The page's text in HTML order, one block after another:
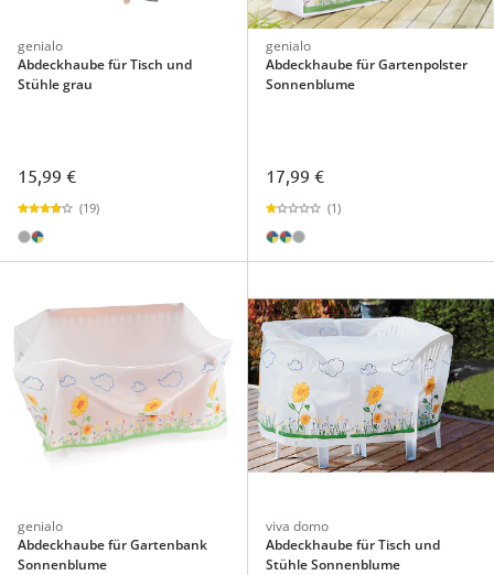
genialo
Abdeckhaube für Tisch und
Stühle grau
15,99 €
(19)
genialo
Abdeckhaube für Gartenpolster
Sonnenblume
17,99 €
(1)
genialo
Abdeckhaube für Gartenbank
Sonnenblume
viva domo
Abdeckhaube für Tisch und
Stühle Sonnenblume